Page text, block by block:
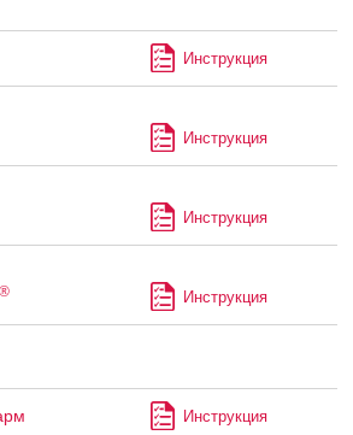
Инструкция
Инструкция
Инструкция
® Инструкция
Инструкция